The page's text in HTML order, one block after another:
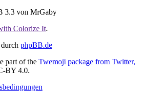
3.3 von MrGaby
Colorize It.
phpBB.de
part of the Twemoji package from Twitter,
BY 4.0.